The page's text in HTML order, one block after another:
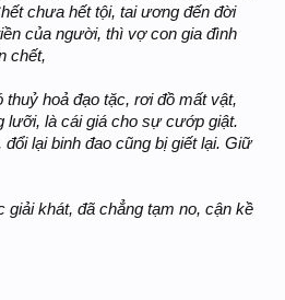
chưa hết tội, tai ương đến đời
của người, thì vợ con gia đình
chết,
thuỷ hoả đạo tặc, rơi đồ mất vật,
lưỡi, là cái giá cho sự cướp giật.
lại binh đao cũng bị giết lại. Giữ
giải khát, đã chẳng tạm no, cận kề